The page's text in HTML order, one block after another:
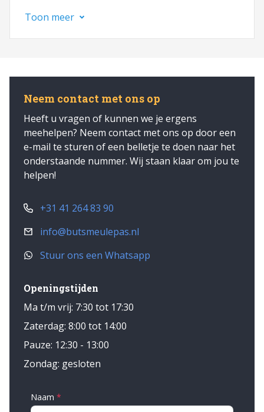
Toon meer
Neem contact met ons op
Heeft u vragen of kunnen we je ergens
meehelpen? Neem contact met ons op door een
e-mail te sturen of een belletje te doen naar het
onderstaande nummer. Wij staan klaar om jou te
helpen!
+31 41 264 83 90
info@butsmeulepas.nl
Stuur ons een Whatsapp
Openingstijden
Ma t/m vrij: 7:30 tot 17:30
Zaterdag: 8:00 tot 14:00
Pauze: 12:30 - 13:00
Zondag: gesloten
Naam